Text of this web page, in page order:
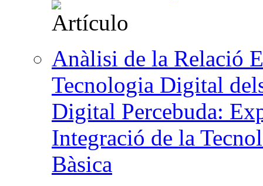
Anàlisi de la Relació
Tecnologia Digital
Digital Percebuda:
Integració de la
Bàsica